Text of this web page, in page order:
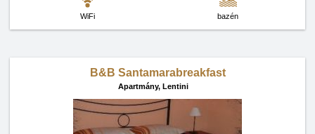
WiFi bazén
B&B Santamarabreakfast
Apartmány, Lentini